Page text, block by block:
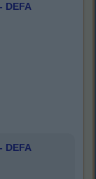
DEFA
DEFA